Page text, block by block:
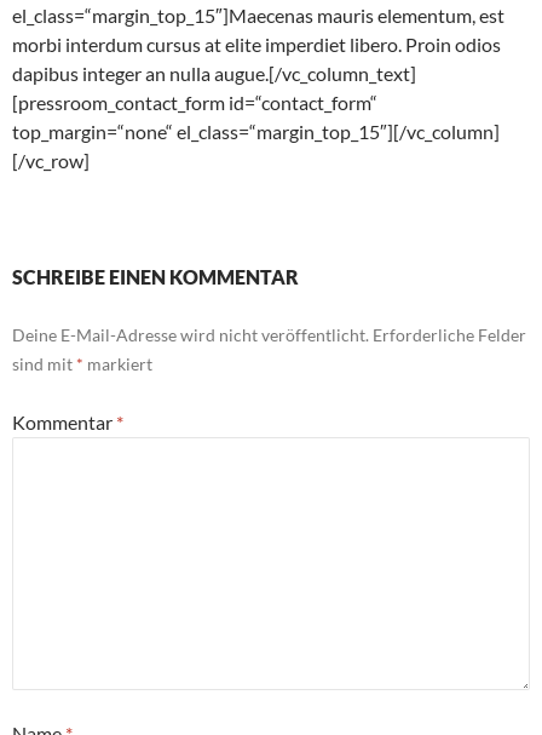
el_class=“margin_top_15″]Maecenas mauris elementum, est
morbi interdum cursus at elite imperdiet libero. Proin odios
dapibus integer an nulla augue.[/vc_column_text]
[pressroom_contact_form id=“contact_form“
top_margin=“none“ el_class=“margin_top_15″][/vc_column]
[/vc_row]
SCHREIBE EINEN KOMMENTAR
Deine E-Mail-Adresse wird nicht veröffentlicht. Erforderliche Felder
sind mit * markiert
Kommentar *